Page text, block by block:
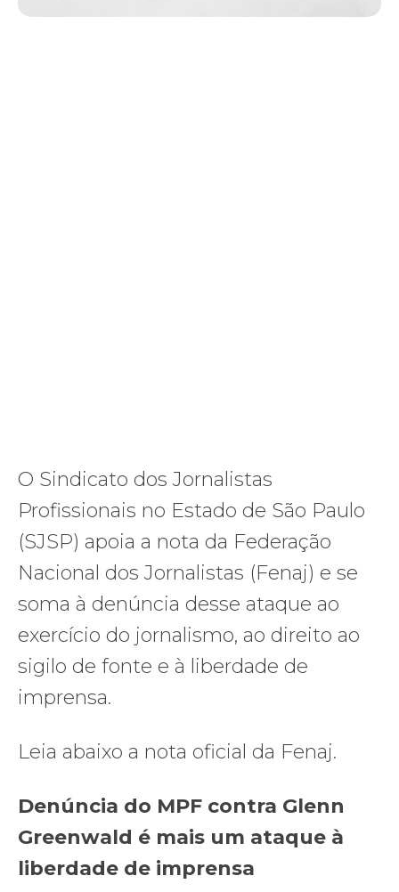
O Sindicato dos Jornalistas
Profissionais no Estado de São Paulo
(SJSP) apoia a nota da Federação
Nacional dos Jornalistas (Fenaj) e se
soma à denúncia desse ataque ao
exercício do jornalismo, ao direito ao
sigilo de fonte e à liberdade de
imprensa.
Leia abaixo a nota oficial da Fenaj.
Denúncia do MPF contra Glenn
Greenwald é mais um ataque à
liberdade de imprensa